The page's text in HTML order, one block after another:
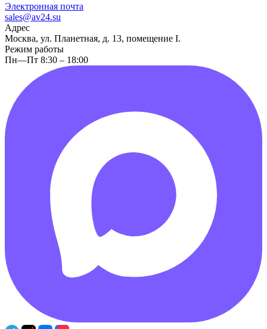
Электронная почта
sales@av24.su
Адрес
Москва, ул. Планетная, д. 13, помещение I.
Режим работы
Пн—Пт 8:30 – 18:00